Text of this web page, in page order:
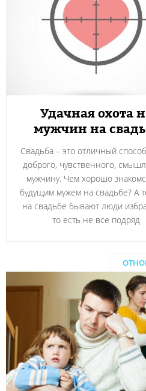
Удачная охота
мужчин на
Свадьба – это отличный
доброго, чувственного,
мужчину. Чем хорошо
будущим мужем на свадьбе? А
на свадьбе бывают люди
то есть не все подряд